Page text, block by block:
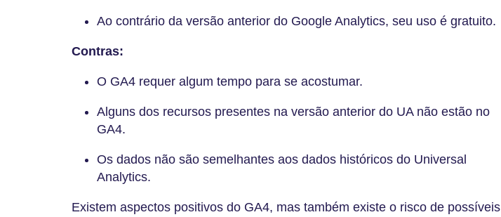
Ao contrário da versão anterior do Google Analytics, seu uso é gratuito.
Contras:
O GA4 requer algum tempo para se acostumar.
Alguns dos recursos presentes na versão anterior do UA não estão no
GA4.
Os dados não são semelhantes aos dados históricos do Universal
Analytics.
Existem aspectos positivos do GA4, mas também existe o risco de possíveis